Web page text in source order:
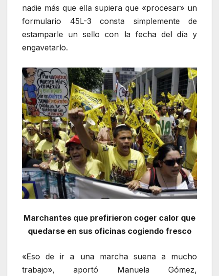
nadie más que ella supiera que «procesar» un
formulario 45L-3 consta simplemente de
estamparle un sello con la fecha del día y
engavetarlo.
Marchantes que prefirieron coger calor que
quedarse en sus oficinas cogiendo fresco
«Eso de ir a una marcha suena a mucho
trabajo», aportó Manuela Gómez,